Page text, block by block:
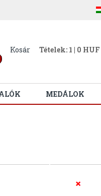
Kosár Tételek: 1 | 0 HUF
MEDÁLOK